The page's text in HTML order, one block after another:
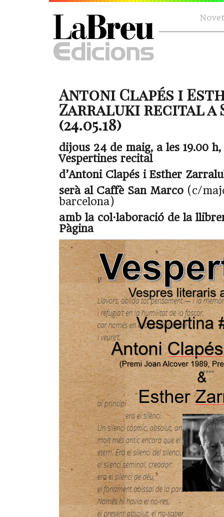
Antoni Clapés i
Zarraluki recital a
(24.05.18)
dijous 24 de maig, a les 19.00
Vespertines recital
d’Antoni Clapés i Esther
serà al Caffè San Marco (c/
barcelona)
amb la col·laboració de la
Pàgina